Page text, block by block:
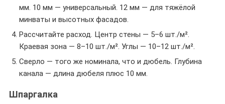
мм. 10 мм — универсальный. 12 мм — для тяжёлой
минваты и высотных фасадов.
Рассчитайте расход. Центр стены — 5–6 шт./м².
Краевая зона — 8–10 шт./м². Углы — 10–12 шт./м².
Сверло — того же номинала, что и дюбель. Глубина
канала — длина дюбеля плюс 10 мм.
Шпаргалка